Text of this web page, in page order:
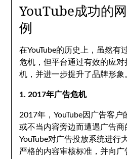
YouTube成功的
例
在YouTube的历史上，虽然有
危机，但平台通过有效的应
机，并进一步提升了品牌形象
1. 2017年广告危机
2017年，YouTube因广告客
或不当内容旁边而遭遇广告商
YouTube对广告投放系统进行
严格的内容审核标准，并向